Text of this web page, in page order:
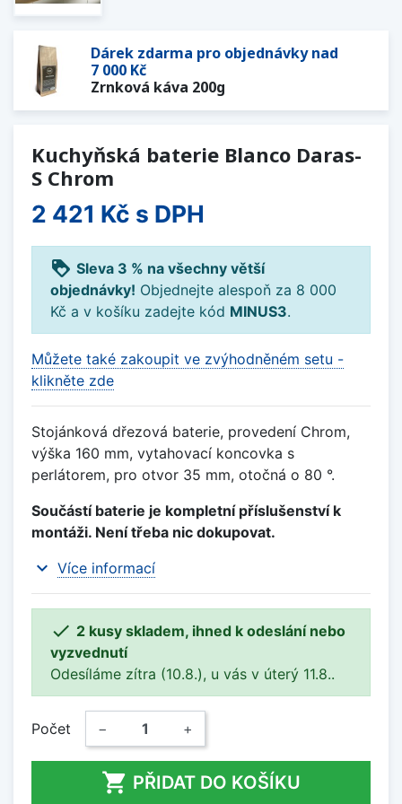
Dárek zdarma pro objednávky nad
7 000 Kč
Zrnková káva 200g
Kuchyňská baterie Blanco Daras-
S Chrom
2 421 Kč s DPH
loyalty Sleva 3 % na všechny větší
objednávky! Objednejte alespoň za 8 000
Kč a v košíku zadejte kód MINUS3.
Můžete také zakoupit ve zvýhodněném setu -
klikněte zde
Stojánková dřezová baterie, provedení Chrom,
výška 160 mm, vytahovací koncovka s
perlátorem, pro otvor 35 mm, otočná o 80 °.
Součástí baterie je kompletní příslušenství k
montáži. Není třeba nic dokupovat.
expand_more Více informací
 2 kusy skladem, ihned k odeslání nebo
vyzvednutí
Odesíláme zítra (10.8.), u vás v úterý 11.8..
Počet − +
 PŘIDAT DO KOŠÍKU